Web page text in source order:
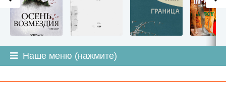
Наше меню (нажмите)